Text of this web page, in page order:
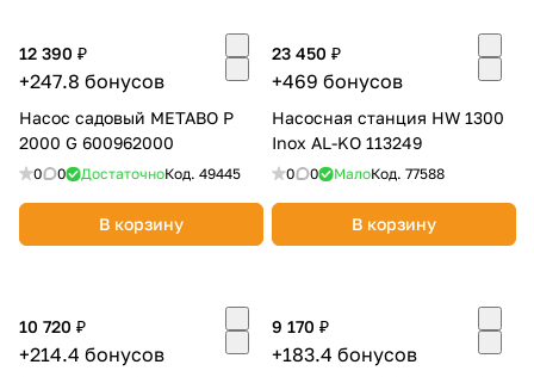
12 390 ₽
+247.8 бонусов
Насос садовый METABO P
2000 G 600962000
0 0 ДостаточноКод. 49445
В корзину
23 450 ₽
+469 бонусов
Насосная станция HW 1300
Inox AL-KO 113249
0 0 МалоКод. 77588
В корзину
10 720 ₽
+214.4 бонусов
9 170 ₽
+183.4 бонусов
недели
plait.ru